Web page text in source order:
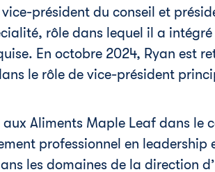
président du conseil et
rôle dans lequel il a intégré
En octobre 2024, Ryan est
le rôle de vice-président
aux Aliments Maple Leaf dans le
professionnel en leadership
les domaines de la direction